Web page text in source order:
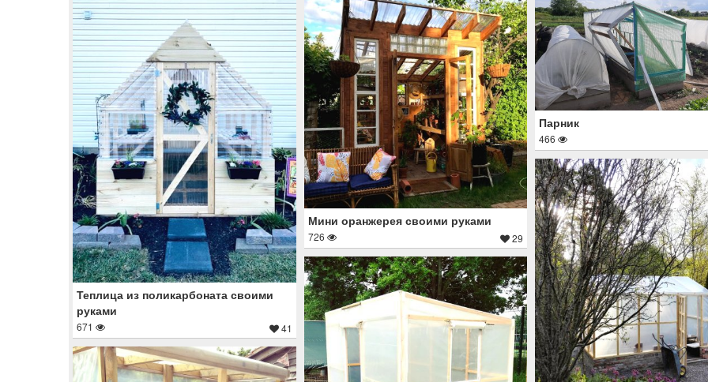
Теплица из поликарбоната своими
руками
671 41
Мини оранжерея своими руками
726 29
Парник
466